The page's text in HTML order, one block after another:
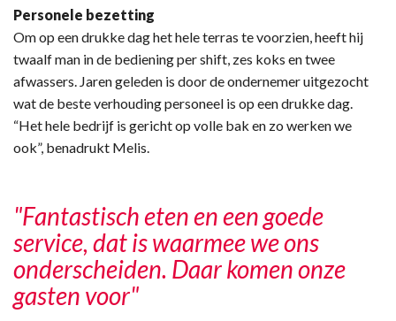
Personele bezetting
Om op een drukke dag het hele terras te voorzien, heeft hij
twaalf man in de bediening per shift, zes koks en twee
afwassers. Jaren geleden is door de ondernemer uitgezocht
wat de beste verhouding personeel is op een drukke dag.
“Het hele bedrijf is gericht op volle bak en zo werken we
ook”, benadrukt Melis.
"Fantastisch eten en een goede
service, dat is waarmee we ons
onderscheiden. Daar komen onze
gasten voor"